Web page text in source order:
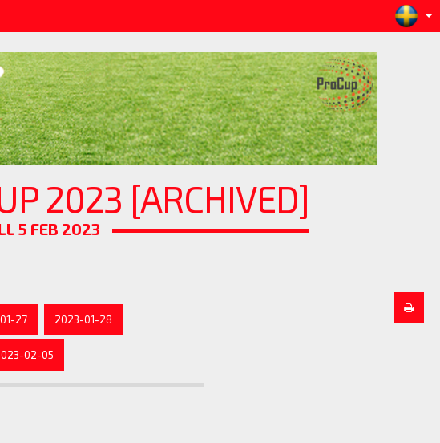
2023 [ARCHIVED]
5 FEB 2023
27 2023-01-28
02-05